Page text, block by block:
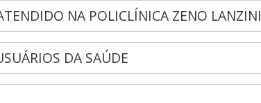
NA POLICLÍNICA ZENO LANZINI
DA SAÚDE